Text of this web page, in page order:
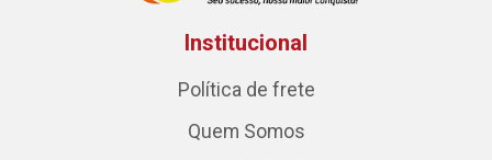
Institucional
Política de frete
Quem Somos